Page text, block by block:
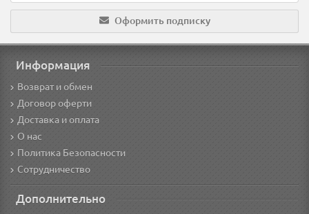
Оформить подписку
Информация
Возврат и обмен
Договор оферти
Доставка и оплата
О нас
Политика Безопасности
Сотрудничество
Дополнительно